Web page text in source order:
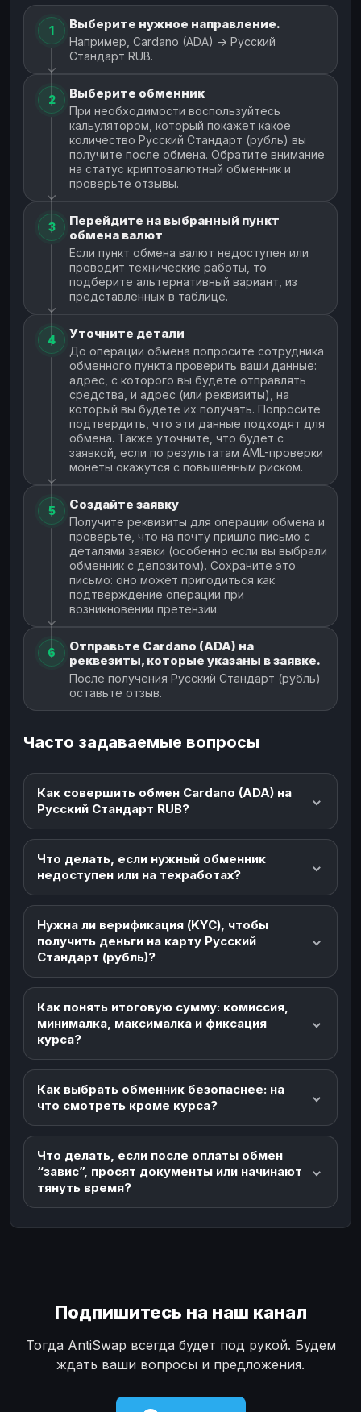
1 Выберите нужное направление.
Например, Cardano (ADA) → Русский
Стандарт RUB.
2 Выберите обменник
При необходимости воспользуйтесь
кальулятором, который покажет какое
количество Русский Стандарт (рубль) вы
получите после обмена. Обратите внимание
на статус криптовалютный обменник и
проверьте отзывы.
3
Перейдите на выбранный пункт
обмена валют
Если пункт обмена валют недоступен или
проводит технические работы, то
подберите альтернативный вариант, из
представленных в таблице.
4 Уточните детали
До операции обмена попросите сотрудника
обменного пункта проверить ваши данные:
адрес, с которого вы будете отправлять
средства, и адрес (или реквизиты), на
который вы будете их получать. Попросите
подтвердить, что эти данные подходят для
обмена. Также уточните, что будет с
заявкой, если по результатам AML-проверки
монеты окажутся с повышенным риском.
5 Создайте заявку
Получите реквизиты для операции обмена и
проверьте, что на почту пришло письмо с
деталями заявки (особенно если вы выбрали
обменник с депозитом). Сохраните это
письмо: оно может пригодиться как
подтверждение операции при
возникновении претензии.
6
Отправьте Cardano (ADA) на
реквезиты, которые указаны в заявке.
После получения Русский Стандарт (рубль)
оставьте отзыв.
Часто задаваемые вопросы
Как совершить обмен Cardano (ADA) на
Русский Стандарт RUB?
Что делать, если нужный обменник
недоступен или на техработах?
Нужна ли верификация (KYC), чтобы
получить деньги на карту Русский
Стандарт (рубль)?
Как понять итоговую сумму: комиссия,
минималка, максималка и фиксация
курса?
Как выбрать обменник безопаснее: на
что смотреть кроме курса?
Что делать, если после оплаты обмен
“завис”, просят документы или начинают
тянуть время?
Подпишитесь на наш канал
Тогда AntiSwap всегда будет под рукой. Будем
ждать ваши вопросы и предложения.